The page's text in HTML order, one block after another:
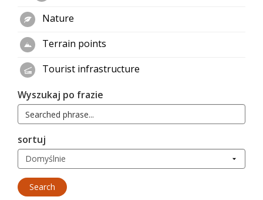
Nature
Terrain points
Tourist infrastructure
Wyszukaj po frazie
sortuj